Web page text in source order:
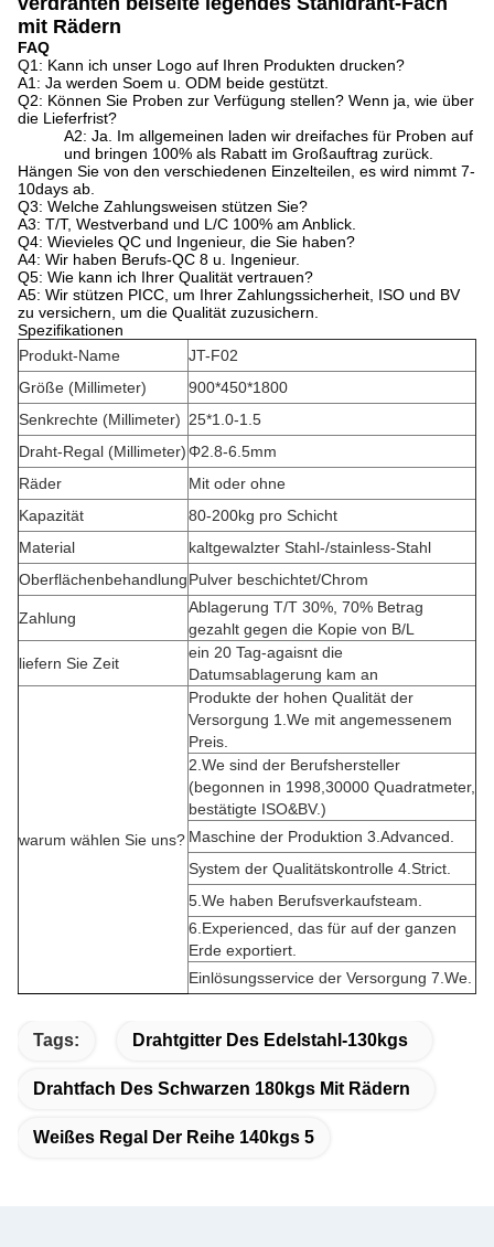
mit Rädern
FAQ
Q1: Kann ich unser Logo auf Ihren Produkten drucken?
A1: Ja werden Soem u. ODM beide gestützt.
Q2: Können Sie Proben zur Verfügung stellen? Wenn ja, wie über
die Lieferfrist?
A2: Ja. Im allgemeinen laden wir dreifaches für Proben auf
und bringen 100% als Rabatt im Großauftrag zurück.
Hängen Sie von den verschiedenen Einzelteilen, es wird nimmt 7-
10days ab.
Q3: Welche Zahlungsweisen stützen Sie?
A3: T/T, Westverband und L/C 100% am Anblick.
Q4: Wievieles QC und Ingenieur, die Sie haben?
A4: Wir haben Berufs-QC 8 u. Ingenieur.
Q5: Wie kann ich Ihrer Qualität vertrauen?
A5: Wir stützen PICC, um Ihrer Zahlungssicherheit, ISO und BV
zu versichern, um die Qualität zuzusichern.
Spezifikationen
Produkt-Name
JT-F02
Größe (Millimeter)
900*450*1800
Senkrechte (Millimeter) 25*1.0-1.5
Draht-Regal (Millimeter)Φ2.8-6.5mm
Räder
Mit oder ohne
Kapazität
80-200kg pro Schicht
Material
kaltgewalzter Stahl-/stainless-Stahl
OberflächenbehandlungPulver beschichtet/Chrom
Zahlung
Ablagerung T/T 30%, 70% Betrag
gezahlt gegen die Kopie von B/L
liefern Sie Zeit
ein 20 Tag-agaisnt die
Datumsablagerung kam an
warum wählen Sie uns?
Produkte der hohen Qualität der
Versorgung 1.We mit angemessenem
Preis.
2.We sind der Berufshersteller
(begonnen in 1998,30000 Quadratmeter,
bestätigte ISO&BV.)
Maschine der Produktion 3.Advanced.
System der Qualitätskontrolle 4.Strict.
5.We haben Berufsverkaufsteam.
6.Experienced, das für auf der ganzen
Erde exportiert.
Einlösungsservice der Versorgung 7.We.
Tags: Drahtgitter Des Edelstahl-130kgs
Drahtfach Des Schwarzen 180kgs Mit Rädern
Weißes Regal Der Reihe 140kgs 5